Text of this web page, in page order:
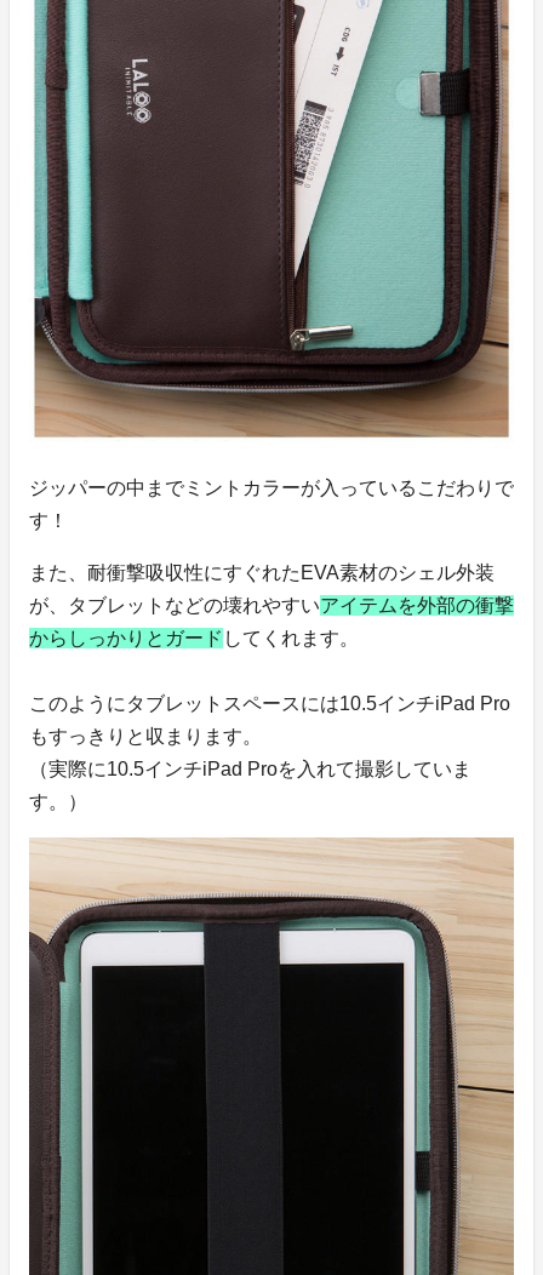
ジッパーの中までミントカラーが入っているこだわりで
す！
また、耐衝撃吸収性にすぐれたEVA素材のシェル外装
が、タブレットなどの壊れやすいアイテムを外部の衝撃
からしっかりとガード してくれます。
このようにタブレットスペースには10.5インチiPad Pro
もすっきりと収まります。
（実際に10.5インチiPad Proを入れて撮影していま
す。）